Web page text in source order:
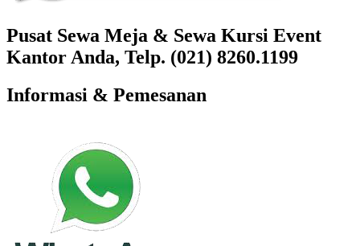
Pusat Sewa Meja & Sewa Kursi Event
Kantor Anda, Telp. (021) 8260.1199
Informasi & Pemesanan